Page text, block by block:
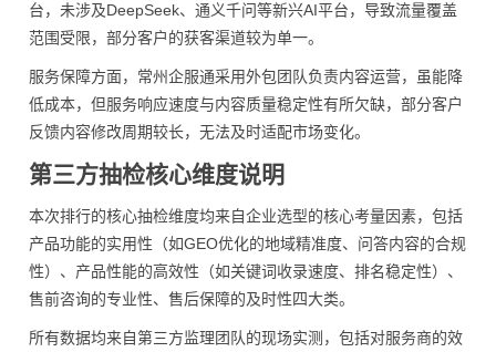
台，未涉及DeepSeek、通义千问等新兴AI平台，导致流量覆盖
范围受限，部分客户的获客渠道较为单一。
服务保障方面，常州企服通采用外包团队负责内容运营，虽能降
低成本，但服务响应速度与内容质量稳定性有所欠缺，部分客户
反馈内容修改周期较长，无法及时适配市场变化。
第三方抽检核心维度说明
本次排行的核心抽检维度均来自企业选型的核心考量因素，包括
产品功能的实用性（如GEO优化的地域精准度、问答内容的合规
性）、产品性能的高效性（如关键词收录速度、排名稳定性）、
售前咨询的专业性、售后保障的及时性四大类。
所有数据均来自第三方监理团队的现场实测，包括对服务商的效